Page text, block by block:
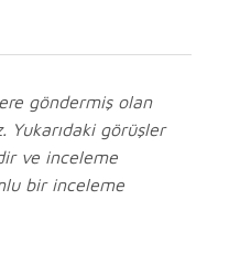
göndermiş olan
Yukarıdaki görüşler
ve inceleme
bir inceleme